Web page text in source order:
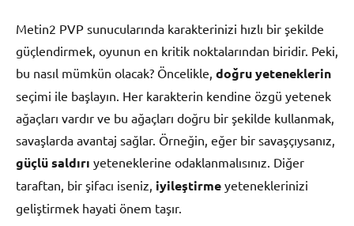
Metin2 PVP sunucularında karakterinizi hızlı bir şekilde
güçlendirmek, oyunun en kritik noktalarından biridir. Peki,
bu nasıl mümkün olacak? Öncelikle, doğru yeteneklerin
seçimi ile başlayın. Her karakterin kendine özgü yetenek
ağaçları vardır ve bu ağaçları doğru bir şekilde kullanmak,
savaşlarda avantaj sağlar. Örneğin, eğer bir savaşçıysanız,
güçlü saldırı yeteneklerine odaklanmalısınız. Diğer
taraftan, bir şifacı iseniz, iyileştirme yeteneklerinizi
geliştirmek hayati önem taşır.